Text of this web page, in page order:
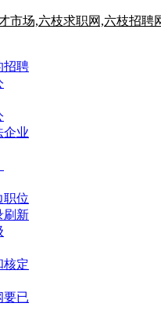
市场,六枝求职网,六枝招聘
招聘
企业
职位
刷新
核定
要已